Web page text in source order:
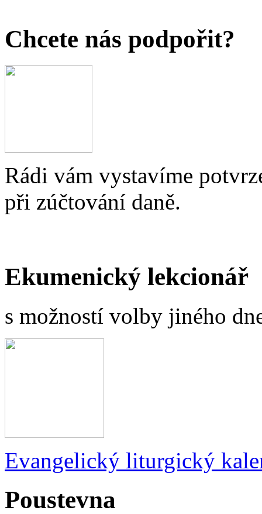
Chcete nás podpořit?
Rádi vám vystavíme
při zúčtování daně.
Ekumenický lekcionář
s možností volby jiného
Evangelický liturgický
Poustevna